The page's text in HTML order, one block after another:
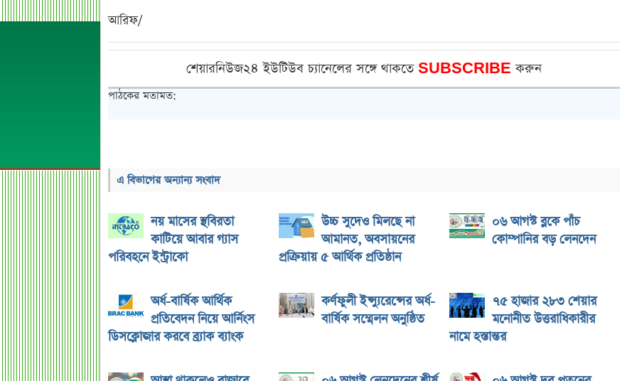
আরিফ/
শেয়ারনিউজ২৪ ইউটিউব চ্যানেলের সঙ্গে থাকতে SUBSCRIBEকরুন
পাঠকের মতামত:
এ বিভাগের অন্যান্য সংবাদ
নয় মাসের স্থবিরতা
কাটিয়ে আবার গ্যাস
পরিবহনে ইন্ট্রাকো
উচ্চ সুদেও মিলছে না
আমানত, অবসায়নের
প্রক্রিয়ায় ৫ আর্থিক প্রতিষ্ঠান
০৬ আগস্ট ব্লকে পাঁচ
কোম্পানির বড় লেনদেন
অর্ধ-বার্ষিক আর্থিক
প্রতিবেদন নিয়ে আর্নিংস
ডিসক্লোজার করবে ব্র্যাক ব্যাংক
কর্ণফুলী ইন্স্যুরেন্সের অর্ধ-
বার্ষিক সম্মেলন অনুষ্ঠিত
৭৫ হাজার ২৮৩ শেয়ার
মনোনীত উত্তরাধিকারীর
নামে হস্তান্তর